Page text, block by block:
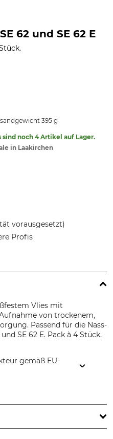
62 und SE 62 E
395 g
sind noch 4 Artikel auf Lager.
in Laakirchen
vorausgesetzt)
Profis
Vlies mit
von trockenem,
Passend für die Nass-
SE 62 E. Pack à 4 Stück.
gemäß EU-